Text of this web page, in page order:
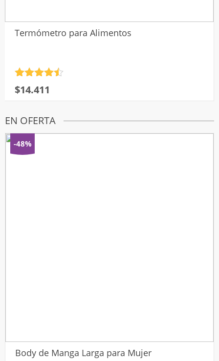
Termómetro para Alimentos
con4.5
de 5
$14.411
EN OFERTA
-48%
Body de Manga Larga para Mujer